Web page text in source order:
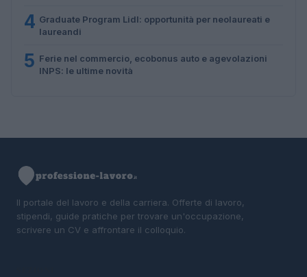
4 Graduate Program Lidl: opportunità per neolaureati e
laureandi
5 Ferie nel commercio, ecobonus auto e agevolazioni
INPS: le ultime novità
Il portale del lavoro e della carriera. Offerte di lavoro,
stipendi, guide pratiche per trovare un'occupazione,
scrivere un CV e affrontare il colloquio.